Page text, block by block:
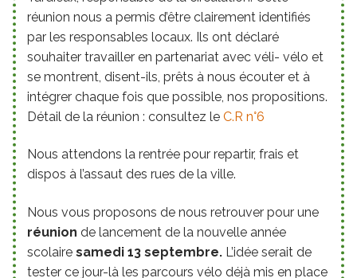
réunion nous a permis d’être clairement identifiés
par les responsables locaux. Ils ont déclaré
souhaiter travailler en partenariat avec véli- vélo et
se montrent, disent-ils, prêts à nous écouter et à
intégrer chaque fois que possible, nos propositions.
Détail de la réunion : consultez le C.R n°6
Nous attendons la rentrée pour repartir, frais et
dispos à l’assaut des rues de la ville.
Nous vous proposons de nous retrouver pour une
réunion de lancement de la nouvelle année
scolaire samedi 13 septembre. L’idée serait de
tester ce jour-là les parcours vélo déjà mis en place